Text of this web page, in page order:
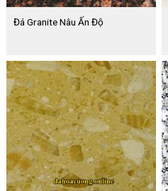
Đá Granite Nâu Ấn Độ